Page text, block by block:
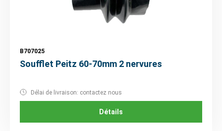
B707025
Soufflet Peitz 60-70mm 2 nervures
Délai de livraison: contactez nous
Détails